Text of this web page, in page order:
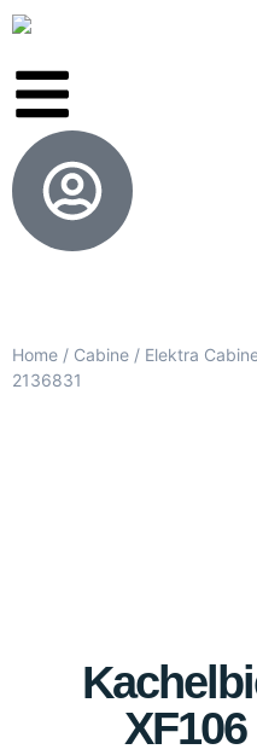
Home / Cabine / Elektra
2136831